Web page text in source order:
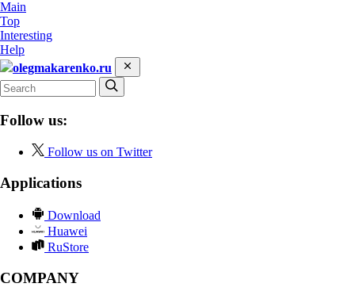
Main
Top
Interesting
Help
olegmakarenko.ru
Follow us:
Follow us on Twitter
Applications
Download
Huawei
RuStore
COMPANY